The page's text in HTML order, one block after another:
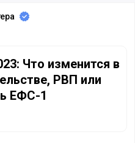
Что изменится в
РВП или
ЕФС-1